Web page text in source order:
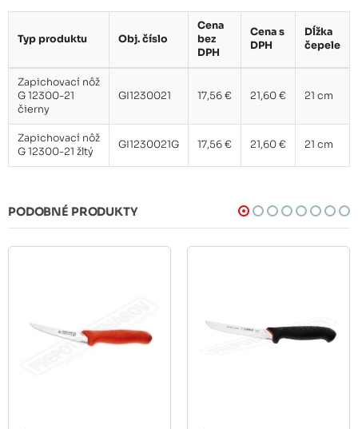
Typ produktu Obj. číslo
Cena
bez
DPH
Cena s
DPH
Dĺžka
čepele
Zapichovací nôž
G 12300-21
čierny
GI1230021 17,56 € 21,60 € 21 cm
Zapichovací nôž
G 12300-21 žltý
GI1230021G 17,56 € 21,60 € 21 cm
PODOBNÉ PRODUKTY